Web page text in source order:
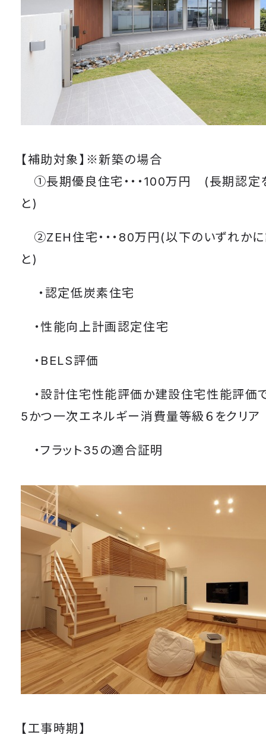
【補助対象】※新築の場合
①長期優良住宅・・・100万円 (長期認定
と)
②ZEH住宅・・・80万円(以下のいずれか
と)
・認定低炭素住宅
・性能向上計画認定住宅
・BELS評価
・設計住宅性能評価か建設住宅性能評価
5かつ一次エネルギー消費量等級６をクリア
・フラット35の適合証明
【工事時期】